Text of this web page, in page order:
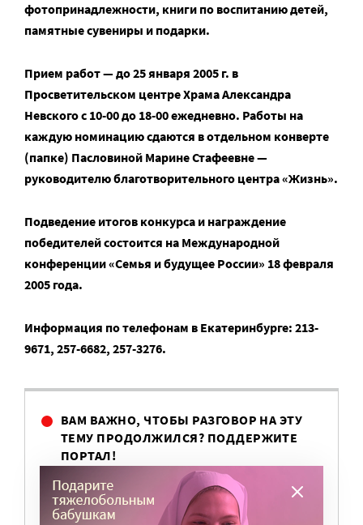
фотопринадлежности, книги по воспитанию детей,
памятные сувениры и подарки.
Прием работ — до 25 января 2005 г. в
Просветительском центре Храма Александра
Невского с 10-00 до 18-00 ежедневно. Работы на
каждую номинацию сдаются в отдельном конверте
(папке) Пасловиной Марине Стафеевне —
руководителю благотворительного центра «Жизнь».
Подведение итогов конкурса и награждение
победителей состоится на Международной
конференции «Семья и будущее России» 18 февраля
2005 года.
Информация по телефонам в Екатеринбурге: 213-
9671, 257-6682, 257-3276.
ВАМ ВАЖНО, ЧТОБЫ РАЗГОВОР НА ЭТУ
ТЕМУ ПРОДОЛЖИЛСЯ? ПОДДЕРЖИТЕ
ПОРТАЛ!
Мы просим подписаться на небольшой, но
регулярный платеж в пользу нашего сайта.